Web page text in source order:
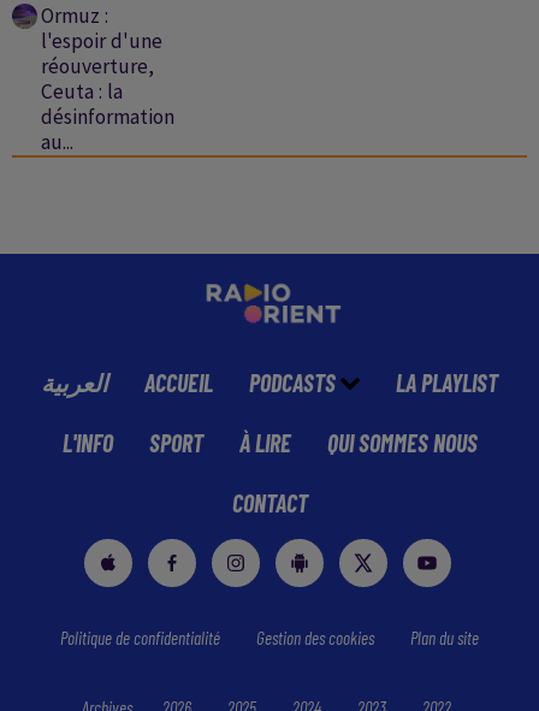
Ormuz :
l'espoir d'une
réouverture,
Ceuta : la
désinformation
au...